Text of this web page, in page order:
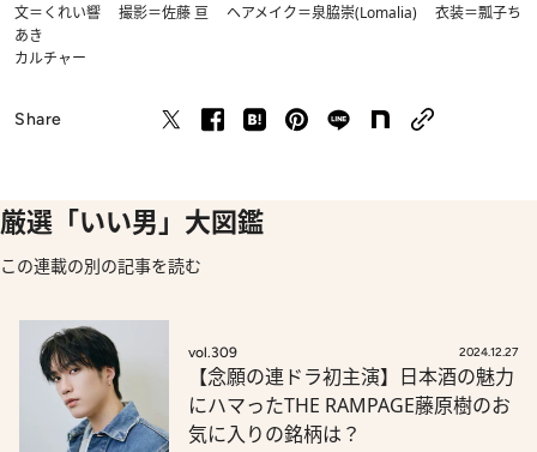
文＝くれい響 撮影＝佐藤 亘 ヘアメイク＝泉脇崇(Lomalia) 衣装＝瓢子ち
あき
カルチャー
Share
厳選「いい男」大図鑑
この連載の別の記事を読む
vol.309 2024.12.27
【念願の連ドラ初主演】日本酒の魅力
にハマったTHE RAMPAGE藤原樹のお
気に入りの銘柄は？